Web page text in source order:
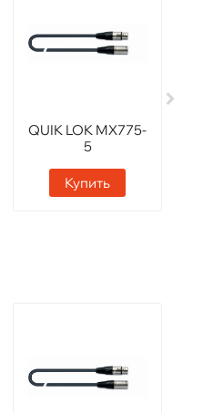
QUIK LOK MX775-
5
Купить